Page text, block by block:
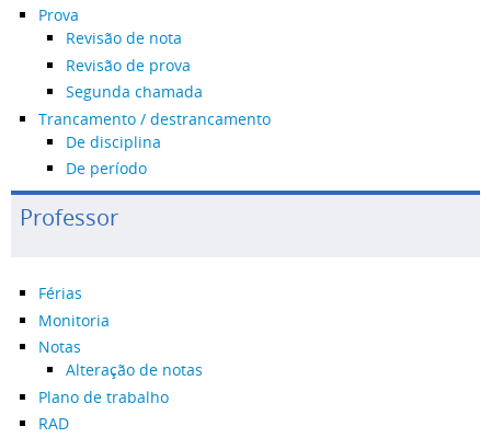
Prova
Revisão de nota
Revisão de prova
Segunda chamada
Trancamento / destrancamento
De disciplina
De período
Professor
Férias
Monitoria
Notas
Alteração de notas
Plano de trabalho
RAD